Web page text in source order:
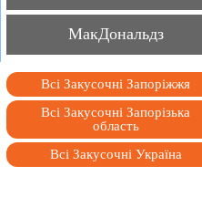
МакДональдз
Всі Закусочні Запоріжжя
Всі Закусочні Запорізька
область
Всі Закусочні Україна